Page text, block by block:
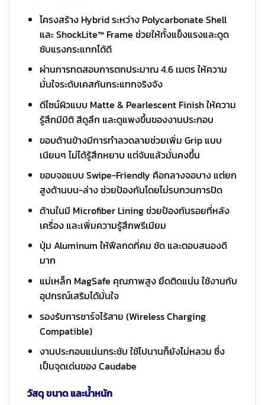
โครงสร้าง Hybrid ระหว่าง Polycarbonate Shell
และ ShockLite™ Frame ช่วยให้ทั้งแข็งแรงและดูด
ซับแรงกระแทกได้ดี
ผ่านการทดสอบการตกประมาณ 4.6 เมตร ให้ความ
มั่นใจระดับเคสกันกระแทกจริงจัง
ดีไซน์ผิวแบบ Matte & Pearlescent Finish ให้ความ
รู้สึกมีมิติ สีดูลึก และดูแพงขึ้นของงานประกอบ
ขอบด้านข้างมีการทำลวดลายช่วยเพิ่ม Grip แบบ
เนียนๆ ไม่ได้รู้สึกหยาบ แต่จับแล้วมั่นคงขึ้น
ขอบจอแบบ Swipe-Friendly คือกลางจอบาง แต่ยก
สูงด้านบน-ล่าง ช่วยป้องกันโดยไม่รบกวนการปัด
ด้านในมี Microfiber Lining ช่วยป้องกันรอยที่หลัง
เครื่อง และเพิ่มความรู้สึกพรีเมียม
ปุ่ม Aluminum ให้ฟีลกดที่คม ชัด และตอบสนองดี
มาก
แม่เหล็ก MagSafe คุณภาพสูง ยึดติดแน่น ใช้งานกับ
อุปกรณ์เสริมได้มั่นใจ
รองรับการชาร์จไร้สาย (Wireless Charging
Compatible)
งานประกอบแน่นกระชับ ใช้ไปนานก็ยังไม่หลวม ซึ่ง
เป็นจุดเด่นของ Caudabe
วัสดุ ขนาด และน้ำหนัก